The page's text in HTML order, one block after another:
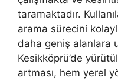
taramaktadır.
arama sürecini
daha geniş alanlara
Kesikköprü’de
artması, hem yerel